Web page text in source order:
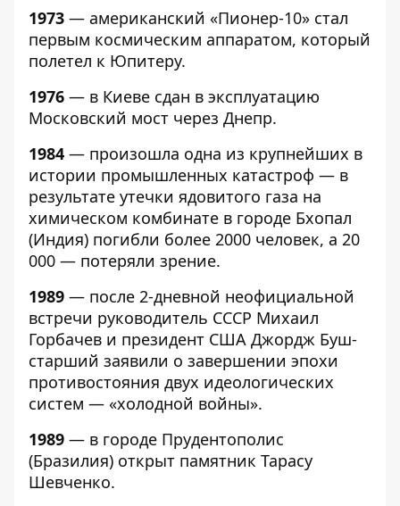
1973 — американский «Пионер-10» стал
первым космическим аппаратом, который
полетел к Юпитеру.
1976 — в Киеве сдан в эксплуатацию
Московский мост через Днепр.
1984 — произошла одна из крупнейших в
истории промышленных катастроф — в
результате утечки ядовитого газа на
химическом комбинате в городе Бхопал
(Индия) погибли более 2000 человек, а 20
000 — потеряли зрение.
1989 — после 2-дневной неофициальной
встречи руководитель СССР Михаил
Горбачев и президент США Джордж Буш-
старший заявили о завершении эпохи
противостояния двух идеологических
систем — «холодной войны».
1989 — в городе Прудентополис
(Бразилия) открыт памятник Тарасу
Шевченко.